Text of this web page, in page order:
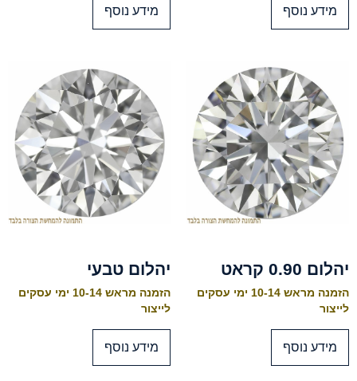
מידע נוסף מידע נוסף
יהלום 0.90 קראט
הזמנה מראש 10-14 ימי עסקים
לייצור
מידע נוסף
יהלום טבעי
הזמנה מראש 10-14 ימי עסקים
לייצור
מידע נוסף